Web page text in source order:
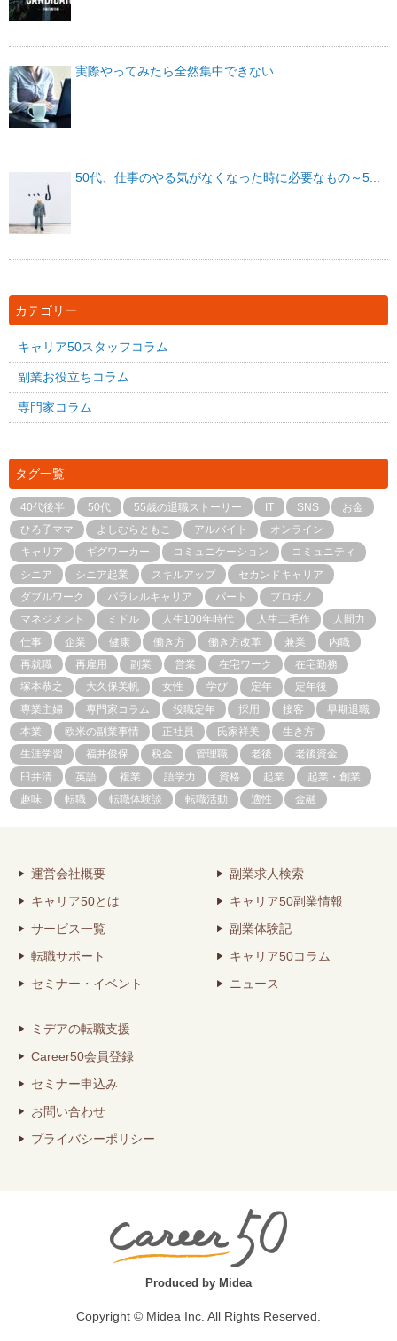
実際やってみたら全然集中できない…...
50代、仕事のやる気がなくなった時に必要なもの～5...
カテゴリー
キャリア50スタッフコラム
副業お役立ちコラム
専門家コラム
タグ一覧
40代後半 50代 55歳の退職ストーリー IT SNS
お金
ひろ子ママ
よしむらともこ アルバイト
オンライン
キャリア
ギグワーカー コミュニケーション
コミュニティ
シニア
シニア起業 スキルアップ
セカンドキャリア
ダブルワーク
パラレルキャリア パート
プロボノ
マネジメント
ミドル 人生100年時代 人生二毛作
人間力
仕事
企業 健康 働き方 働き方改革 兼業
内職
再就職
再雇用 副業 営業 在宅ワーク
在宅勤務
塚本恭之
大久保美帆 女性 学び 定年
定年後
専業主婦
専門家コラム 役職定年 採用 接客
早期退職
本業
欧米の副業事情 正社員 氏家祥美
生き方
生涯学習
福井俊保 税金 管理職 老後
老後資金
臼井清
英語 複業 語学力 資格 起業
起業・創業
趣味
転職 転職体験談 転職活動 適性 金融
運営会社概要
キャリア50とは
サービス一覧
転職サポート
セミナー・イベント
副業求人検索
キャリア50副業情報
副業体験記
キャリア50コラム
ニュース
ミデアの転職支援
Career50会員登録
セミナー申込み
お問い合わせ
プライバシーポリシー
Produced by Midea
Copyright © Midea Inc. All Rights Reserved.